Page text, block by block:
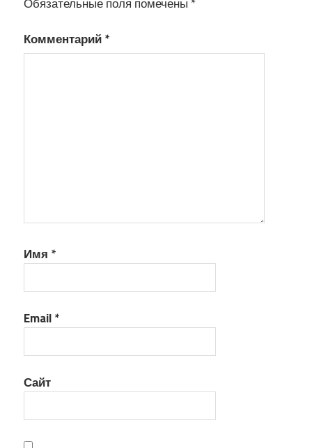
Обязательные поля помечены *
Комментарий*
Имя *
Email*
Сайт